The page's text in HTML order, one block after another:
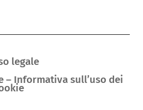
legale
– Informativa sull’uso dei